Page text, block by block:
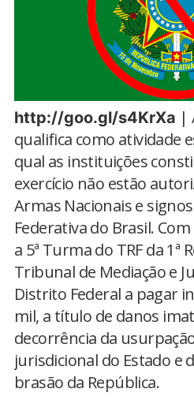
http://goo.gl/s4KrXa |
qualifica como atividade
qual as instituições
exercício não estão
Armas Nacionais e
Federativa do Brasil.
a 5ª Turma do TRF da 1ª
Tribunal de Mediação e
Distrito Federal a pagar
mil, a título de danos
decorrência da
jurisdicional do Estado e
brasão da República.